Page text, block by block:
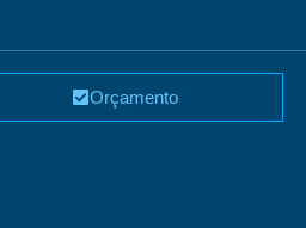
Orçamento